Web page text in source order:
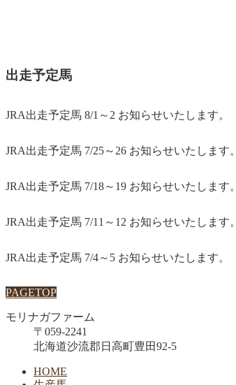
出走予定馬
JRA出走予定馬 8/1～2 お知らせいたします。
JRA出走予定馬 7/25～26 お知らせいたします。
JRA出走予定馬 7/18～19 お知らせいたします。
JRA出走予定馬 7/11～12 お知らせいたします。
JRA出走予定馬 7/4～5 お知らせいたします。
PAGETOP
モリナガファーム
〒059-2241
北海道沙流郡日高町豊田92-5
HOME